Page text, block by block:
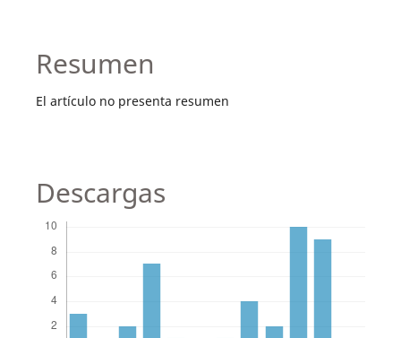
Resumen
El artículo no presenta resumen
Descargas